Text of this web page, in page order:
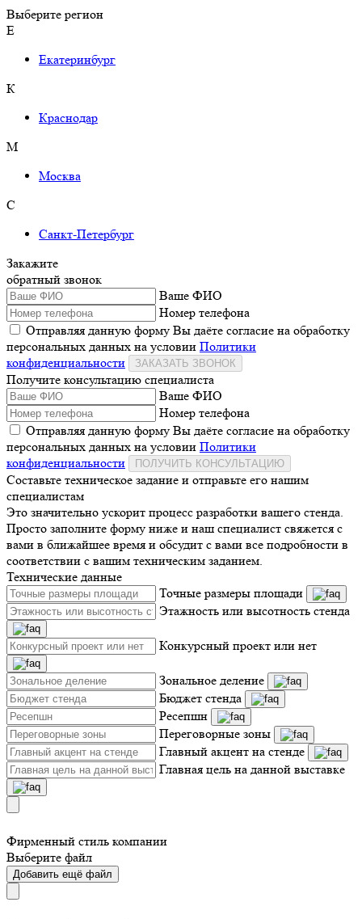
Выберите регион
Е
Екатеринбург
К
Краснодар
М
Москва
С
Санкт-Петербург
Закажите
обратный звонок
Ваше ФИО
Номер телефона
Отправляя данную форму Вы даёте согласие на обработку
персональных данных на условии Политики
конфиденциальности
ЗАКАЗАТЬ ЗВОНОК
Получите консультацию специалиста
Ваше ФИО
Номер телефона
Отправляя данную форму Вы даёте согласие на обработку
персональных данных на условии Политики
конфиденциальности
ПОЛУЧИТЬ КОНСУЛЬТАЦИЮ
Составьте техническое задание и отправьте его нашим
специалистам
Это значительно ускорит процесс разработки вашего стенда.
Просто заполните форму ниже и наш специалист свяжется с
вами в ближайшее время и обсудит с вами все подробности в
соответствии с вашим техническим заданием.
Технические данные
Точные размеры площади
Этажность или высотность стенда
Конкурсный проект или нет
Зональное деление
Бюджет стенда
Ресепшн
Переговорные зоны
Главный акцент на стенде
Главная цель на данной выставке
Фирменный стиль компании
Выберите файл
Добавить ещё файл